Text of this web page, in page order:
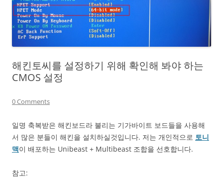
해킨토씨를 설정하기 위해 확인해 봐야 하는
CMOS 설정
0 Comments
일명 축복받은 해킨보드라 불리는 기가바이트 보드들을 사용해
서 많은 분들이 해킨을 설치하실것입니다. 저는 개인적으로 토니
맥이 배포하는 Unibeast + Multibeast 조합을 선호합니다.
참고: